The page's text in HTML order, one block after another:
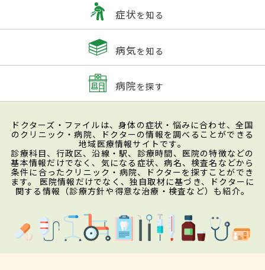
症状を知る
病気を知る
病院を探す
ドクターズ・ファイルは、身体の症状・悩みに合わせ、全国
のクリニック・病院、ドクターの情報を調べることができる
地域医療情報サイトです。
診療科目、行政区、沿線・駅、診療時間、医院の特徴などの
基本情報だけでなく、気になる症状、病名、検査名などから
条件に合ったクリニック・病院、ドクターを探すことができ
ます。 医院情報だけでなく、独自取材に基づき、ドクターに
関する情報（診療方針や得意な治療・検査など）も紹介。